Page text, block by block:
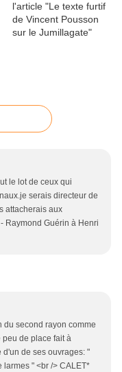
le lot de ceux qui
serais directeur de
attacherais aux
Raymond Guérin à Henri
du second rayon comme
peu de place fait à
d'un de ses ouvrages: "
larmes " <br /> CALET*